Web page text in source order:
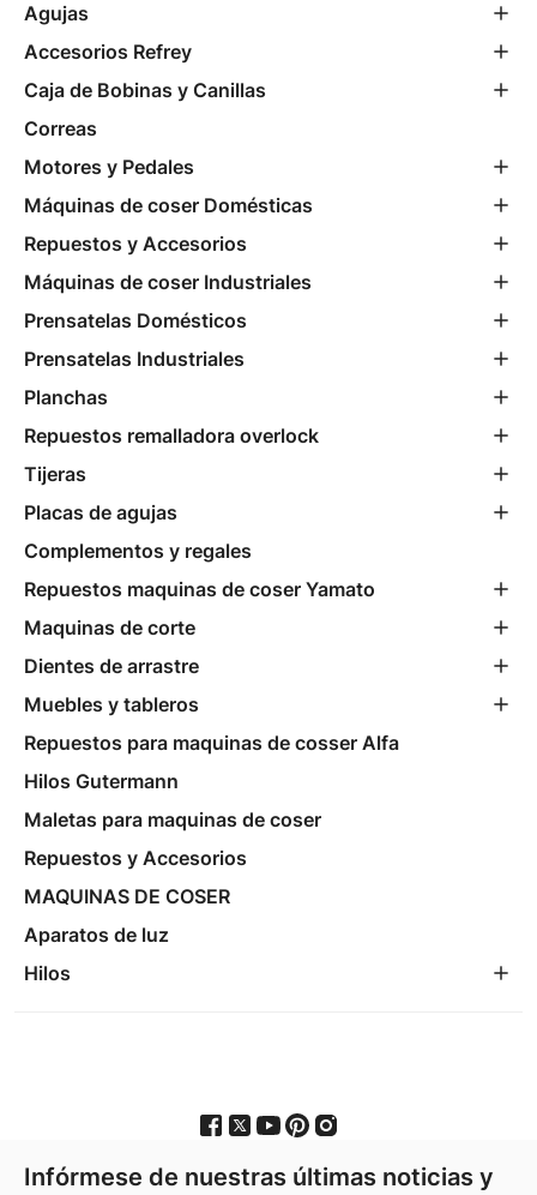
Agujas
Accesorios Refrey
Caja de Bobinas y Canillas
Correas
Motores y Pedales
Máquinas de coser Domésticas
Repuestos y Accesorios
Máquinas de coser Industriales
Prensatelas Domésticos
Prensatelas Industriales
Planchas
Repuestos remalladora overlock
Tijeras
Placas de agujas
Complementos y regales
Repuestos maquinas de coser Yamato
Maquinas de corte
Dientes de arrastre
Muebles y tableros
Repuestos para maquinas de cosser Alfa
Hilos Gutermann
Maletas para maquinas de coser
Repuestos y Accesorios
MAQUINAS DE COSER
Aparatos de luz
Hilos
Infórmese de nuestras últimas noticias y